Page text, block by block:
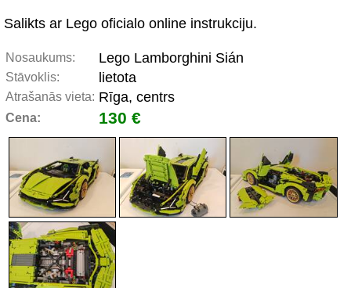
Salikts ar Lego oficialo online instrukciju.
Nosaukums: Lego Lamborghini Sián
Stāvoklis: lietota
Atrašanās vieta: Rīga, centrs
Cena: 130 €